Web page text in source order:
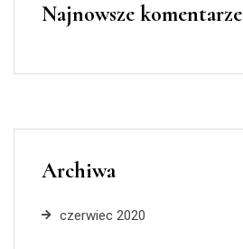
Najnowsze komentarze
Archiwa
czerwiec 2020